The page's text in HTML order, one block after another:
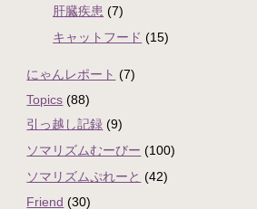
肝臓疾患 (7)
キャットフード (15)
にゃんレポート (7)
Topics (88)
引っ越し記録 (9)
ソマリズムむーびー (100)
ソマリズムぷれーと (42)
Friend (30)